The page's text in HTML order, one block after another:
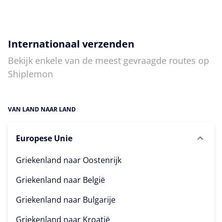
Internationaal verzenden
Bekijk enkele van de meest gevraagde routes op
Shiplemon
VAN LAND NAAR LAND
Europese Unie
Griekenland naar Oostenrijk
Griekenland naar België
Griekenland naar Bulgarije
Griekenland naar Kroatië